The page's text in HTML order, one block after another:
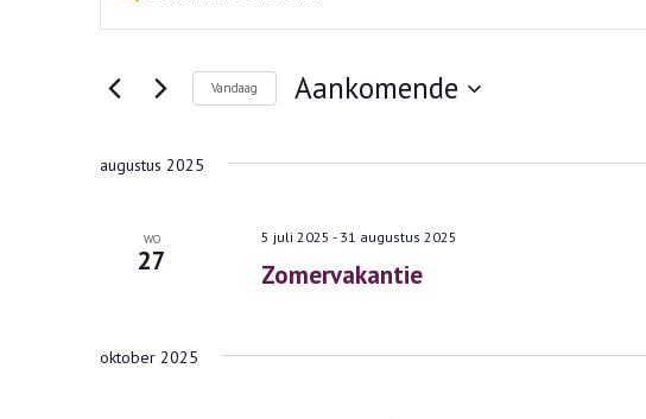
en
weergeven
navigatie
een
Evenementen
met
Vandaag Aankomende
een
augustus 2025
WO
27 Zomervakantie
5 juli 2025 - 31 augustus 2025
oktober 2025